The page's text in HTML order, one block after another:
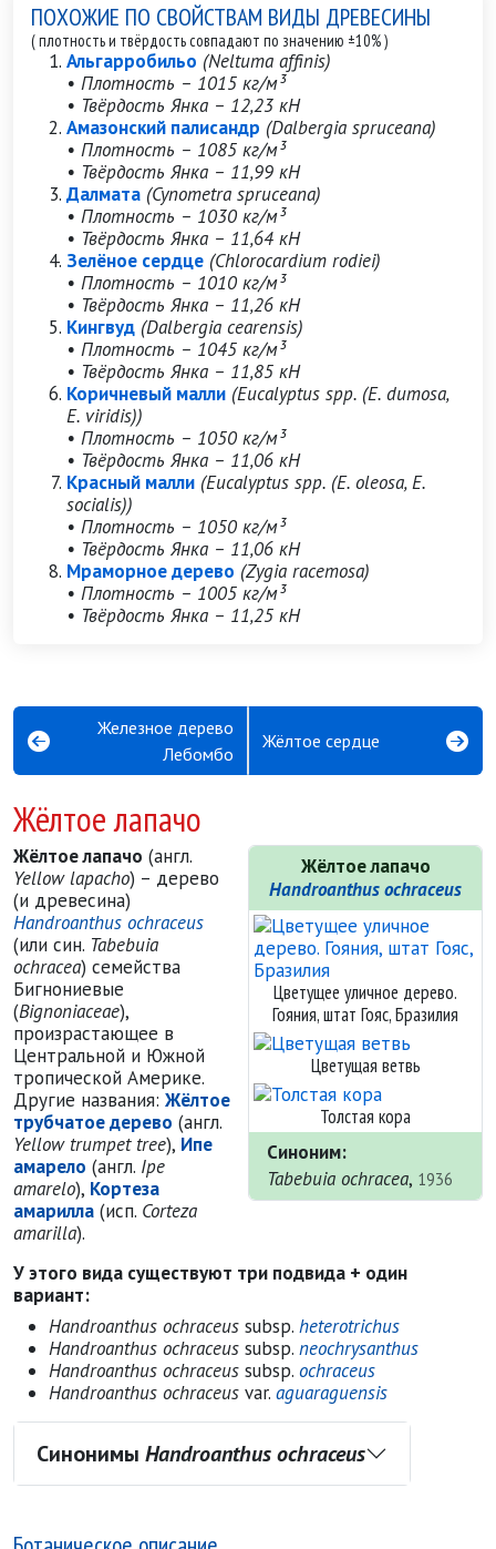
Железное дерево
Лебомбо
Жёлтое сердце
Жёлтое лапачо
Жёлтое лапачо
Handroanthus ochraceus
Цветущее уличное дерево.
Гояния, штат Гояс, Бразилия
Цветущая ветвь
Толстая кора
Синоним:
Tabebuia ochracea, 1936
Жёлтое лапачо (англ.
Yellow lapacho) – дерево
(и древесина)
Handroanthus ochraceus
(или син. Tabebuia
ochracea) семейства
Бигнониевые
(Bignoniaceae),
произрастающее в
Центральной и Южной
тропической Америке.
Другие названия: Жёлтое
трубчатое дерево (англ.
Yellow trumpet tree), Ипе
амарело (англ. Ipe
amarelo), Кортеза
амарилла (исп. Corteza
amarilla).
У этого вида существуют три подвида + один
вариант:
Handroanthus ochraceus subsp. heterotrichus
Handroanthus ochraceus subsp. neochrysanthus
Handroanthus ochraceus subsp. ochraceus
Handroanthus ochraceus var. aguaraguensis
Синонимы Handroanthus ochraceus
ПОХОЖИЕ ПО СВОЙСТВАМ ВИДЫ ДРЕВЕСИНЫ
( плотность и твёрдость совпадают по значению ±10% )
Альгарробильо (Neltuma affinis)
• Плотность – 1015 кг/м³
• Твёрдость Янка – 12,23 кН
Амазонский палисандр (Dalbergia spruceana)
• Плотность – 1085 кг/м³
• Твёрдость Янка – 11,99 кН
Далмата (Cynometra spruceana)
• Плотность – 1030 кг/м³
• Твёрдость Янка – 11,64 кН
Зелёное сердце (Chlorocardium rodiei)
• Плотность – 1010 кг/м³
• Твёрдость Янка – 11,26 кН
Кингвуд (Dalbergia cearensis)
• Плотность – 1045 кг/м³
• Твёрдость Янка – 11,85 кН
Коричневый малли (Eucalyptus spp. (E. dumosa,
E. viridis))
• Плотность – 1050 кг/м³
• Твёрдость Янка – 11,06 кН
Красный малли (Eucalyptus spp. (E. oleosa, E.
socialis))
• Плотность – 1050 кг/м³
• Твёрдость Янка – 11,06 кН
Мраморное дерево (Zygia racemosa)
• Плотность – 1005 кг/м³
• Твёрдость Янка – 11,25 кН